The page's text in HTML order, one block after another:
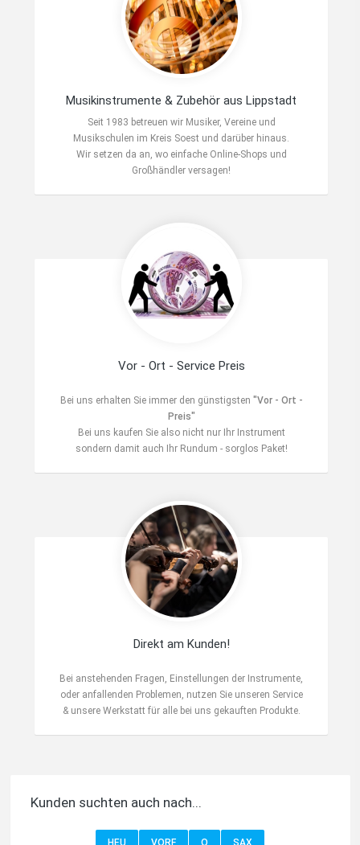
Musikinstrumente & Zubehör aus Lippstadt
Seit 1983 betreuen wir Musiker, Vereine und
Musikschulen im Kreis Soest und darüber hinaus.
Wir setzen da an, wo einfache Online-Shops und
Großhändler versagen!
Vor - Ort - Service Preis
Bei uns erhalten Sie immer den günstigsten "Vor - Ort -
Preis"
Bei uns kaufen Sie also nicht nur Ihr Instrument
sondern damit auch Ihr Rundum - sorglos Paket!
Direkt am Kunden!
Bei anstehenden Fragen, Einstellungen der Instrumente,
oder anfallenden Problemen, nutzen Sie unseren Service
& unsere Werkstatt für alle bei uns gekauften Produkte.
Kunden suchten auch nach...